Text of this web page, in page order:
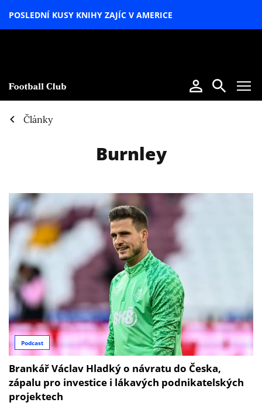
POSLEDNÍ KUSY KNIHY ZAJÍC V AMERICE
Články
Burnley
Podcast
Brankář Václav Hladký o návratu do Česka,
zápalu pro investice i lákavých podnikatelských
projektech